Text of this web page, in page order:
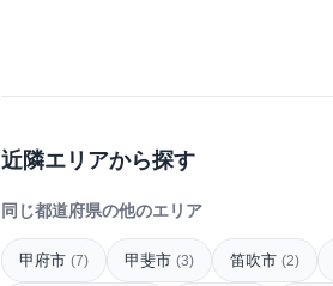
近隣エリアから探す
同じ都道府県の他のエリア
甲府市 (7) 甲斐市 (3) 笛吹市 (2)